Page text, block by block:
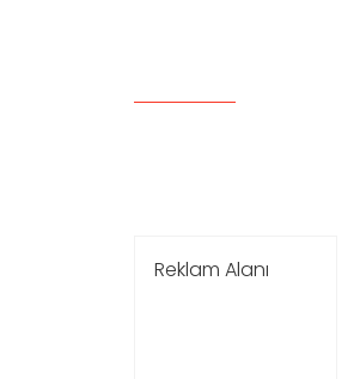
Reklam Alanı